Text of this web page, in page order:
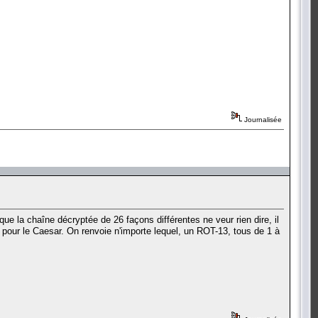
Journalisée
la chaîne décryptée de 26 façons différentes ne veur rien dire, il
le Caesar. On renvoie n'importe lequel, un ROT-13, tous de 1 à